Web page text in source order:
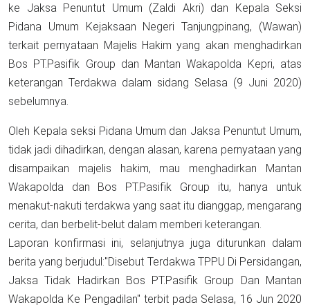
ke Jaksa Penuntut Umum (Zaldi Akri) dan Kepala Seksi
Pidana Umum Kejaksaan Negeri Tanjungpinang, (Wawan)
terkait pernyataan Majelis Hakim yang akan menghadirkan
Bos PT.Pasifik Group dan Mantan Wakapolda Kepri, atas
keterangan Terdakwa dalam sidang Selasa (9 Juni 2020)
sebelumnya.
Oleh Kepala seksi Pidana Umum dan Jaksa Penuntut Umum,
tidak jadi dihadirkan, dengan alasan, karena pernyataan yang
disampaikan majelis hakim, mau menghadirkan Mantan
Wakapolda dan Bos PT.Pasifik Group itu, hanya untuk
menakut-nakuti terdakwa yang saat itu dianggap, mengarang
cerita, dan berbelit-belut dalam memberi keterangan.
Laporan konfirmasi ini, selanjutnya juga diturunkan dalam
berita yang berjudul:"Disebut Terdakwa TPPU Di Persidangan,
Jaksa Tidak Hadirkan Bos PT.Pasifik Group Dan Mantan
Wakapolda Ke Pengadilan" terbit pada Selasa, 16 Jun 2020